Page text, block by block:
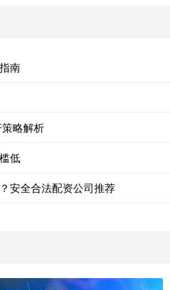
南
略解析
低
安全合法配资公司推荐